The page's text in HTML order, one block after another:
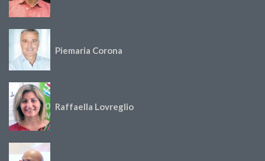
Piemaria Corona
Raffaella Lovreglio